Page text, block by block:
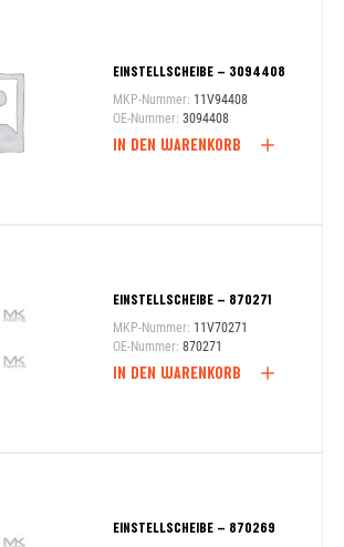
EINSTELLSCHEIBE – 3094408
MKP-Nummer: 11V94408
OE-Nummer: 3094408
IN DEN WARENKORB
EINSTELLSCHEIBE – 870271
MKP-Nummer: 11V70271
OE-Nummer: 870271
IN DEN WARENKORB
EINSTELLSCHEIBE – 870269